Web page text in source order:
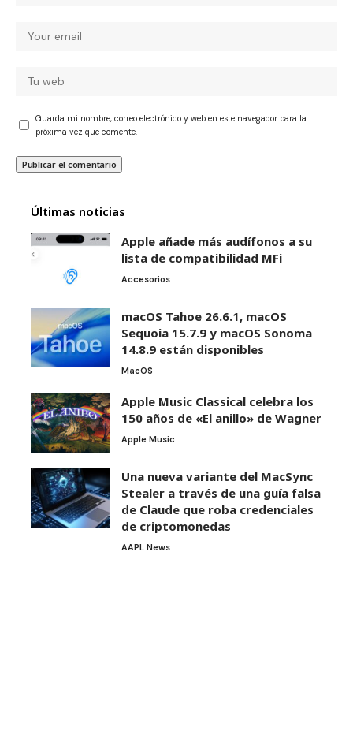
Guarda mi nombre, correo electrónico y web en este navegador para la
próxima vez que comente.
Últimas noticias
Apple añade más audífonos a su
lista de compatibilidad MFi
Accesorios
macOS Tahoe 26.6.1, macOS
Sequoia 15.7.9 y macOS Sonoma
14.8.9 están disponibles
MacOS
Apple Music Classical celebra los
150 años de «El anillo» de Wagner
Apple Music
Una nueva variante del MacSync
Stealer a través de una guía falsa
de Claude que roba credenciales
de criptomonedas
AAPL News